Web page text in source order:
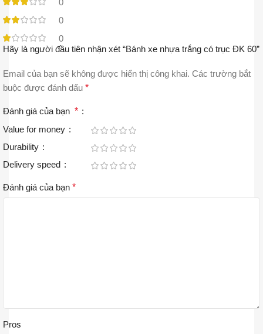
0
0
0
Hãy là người đầu tiên nhận xét “Bánh xe nhựa trắng có trục ĐK 60”
Email của bạn sẽ không được hiển thị công khai. Các trường bắt
buộc được đánh dấu *
Đánh giá của bạn *
Value for money
Durability
Delivery speed
Đánh giá của bạn *
Pros